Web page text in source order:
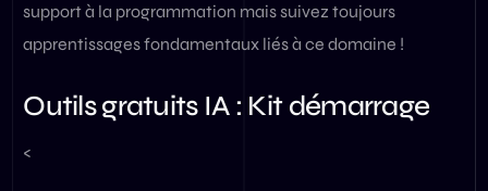
support à la programmation mais suivez toujours
apprentissages fondamentaux liés à ce domaine !
Outils gratuits IA : Kit démarrage
<